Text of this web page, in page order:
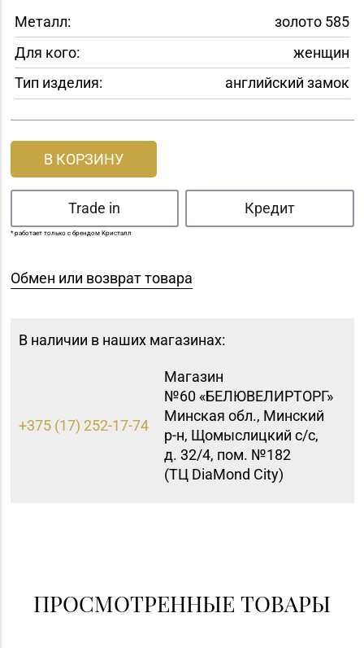
Металл:
золото 585
Для кого:
женщин
Тип изделия:
английский замок
В КОРЗИНУ
Trade in Кредит
* работает только с брендом Кристалл
Обмен или возврат товара
В наличии в наших магазинах:
+375 (17) 252-17-74
Магазин
№60 «БЕЛЮВЕЛИРТОРГ»
Минская обл., Минский
р-н, Щомыслицкий с/с,
д. 32/4, пом. №182
(ТЦ DiaMond City)
8 (01512) 9-27-07
Волковыск, ул.
Жолудева, д. 70
ПРОСМОТРЕННЫЕ ТОВАРЫ